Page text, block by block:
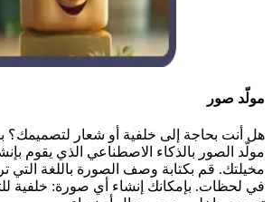
مولّد صور
هل أنت بحاجة إلى خلفية أو شعار لتصميمك؟
مولّد الصور بالذكاء الاصطناعي الذي يقوم
مخيلتك. قم بكتابة وصف الصورة باللغة التي
في لحظات. بإمكانك إنشاء أي صورة: خلفية